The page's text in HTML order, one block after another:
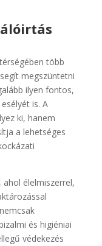
több
megszüntetni
ilyen fontos,
is. A
ki, hanem
a lehetséges
élelmiszerrel,
és higiéniai
védekezés